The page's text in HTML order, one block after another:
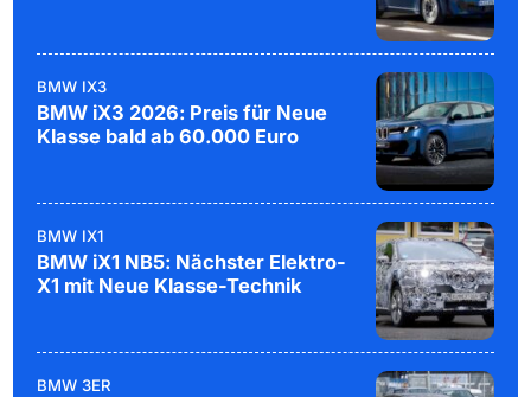
BMW IX3
BMW iX3 2026: Preis für Neue
Klasse bald ab 60.000 Euro
BMW IX1
BMW iX1 NB5: Nächster Elektro-
X1 mit Neue Klasse-Technik
BMW 3ER